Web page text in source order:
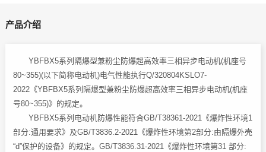
产品介绍
YBFBX5系列隔爆型兼粉尘防爆超高效率三相异步电动机(机座号
80~355)(以下简称电动机)电气性能执行Q/320804KSLO7-
2022《YBFBX5系列隔爆型兼粉尘防爆超高效率三相异步电动机(机座
号80~355)》的规定。
YBFBX5系列电动机防爆性能符合GB/T38361-2021《爆炸性环境1
部分:通用要求》及GB/T3836.2-2021《爆炸性环境第2部分:由隔爆外壳
“d”保护的设备》的规定。GB/T3836.31-2021《爆炸性环境第31 部分: